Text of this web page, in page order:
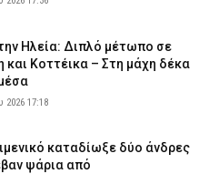
στιγμή που ρεπόρτερ σώζει
στο αεροδρόμιο της Αθήνας –
Ηλεία: Διπλό μέτωπο σε
και Κοττέικα – Στη μάχη δέκα
2026 17:18
καταδίωξε δύο άνδρες
ψάρια από